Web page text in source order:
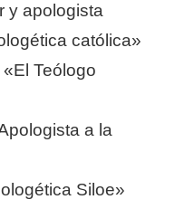
y apologista
católica»
Teólogo
a la
Siloe»